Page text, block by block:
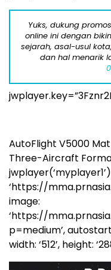
Yuks, dukung
online ini dengan
sejarah, asal-usul
dan hal menarik
AutoFlight V5000
Three-Aircraft
‘https://
image:
‘https://
p=medium’,
width: ‘512’, height: